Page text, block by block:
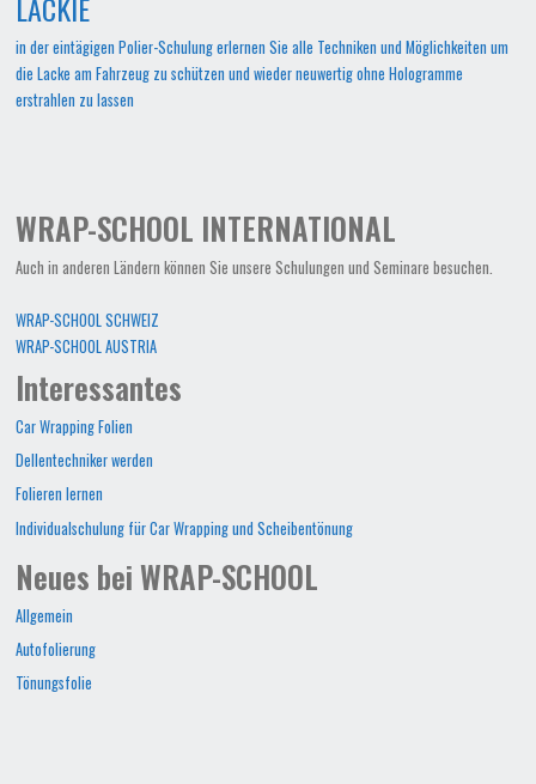
LACKIE
in der eintägigen Polier-Schulung erlernen Sie alle Techniken und Möglichkeiten um
die Lacke am Fahrzeug zu schützen und wieder neuwertig ohne Hologramme
erstrahlen zu lassen
WRAP-SCHOOL INTERNATIONAL
Auch in anderen Ländern können Sie unsere Schulungen und Seminare besuchen.
WRAP-SCHOOL SCHWEIZ
WRAP-SCHOOL AUSTRIA
Interessantes
Car Wrapping Folien
Dellentechniker werden
Folieren lernen
Individualschulung für Car Wrapping und Scheibentönung
Neues bei WRAP-SCHOOL
Allgemein
Autofolierung
Tönungsfolie